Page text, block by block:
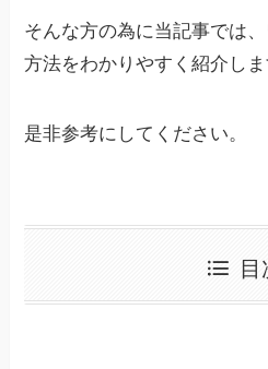
そんな方の為に当記事では
方法をわかりやすく紹介しま
是非参考にしてください。
目